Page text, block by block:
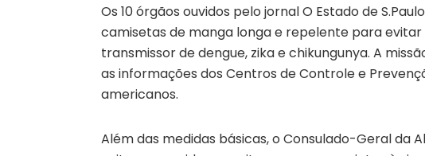
Os 10 órgãos ouvidos pelo jornal O Estado de
camisetas de manga longa e repelente para
transmissor de dengue, zika e chikungunya. A
as informações dos Centros de Controle e
americanos.
Além das medidas básicas, o Consulado-Geral da